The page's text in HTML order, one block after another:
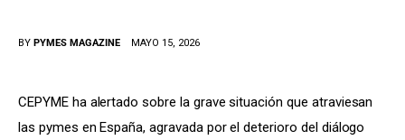
BY PYMES MAGAZINE MAYO 15, 2026
CEPYME ha alertado sobre la grave situación que atraviesan
las pymes en España, agravada por el deterioro del diálogo